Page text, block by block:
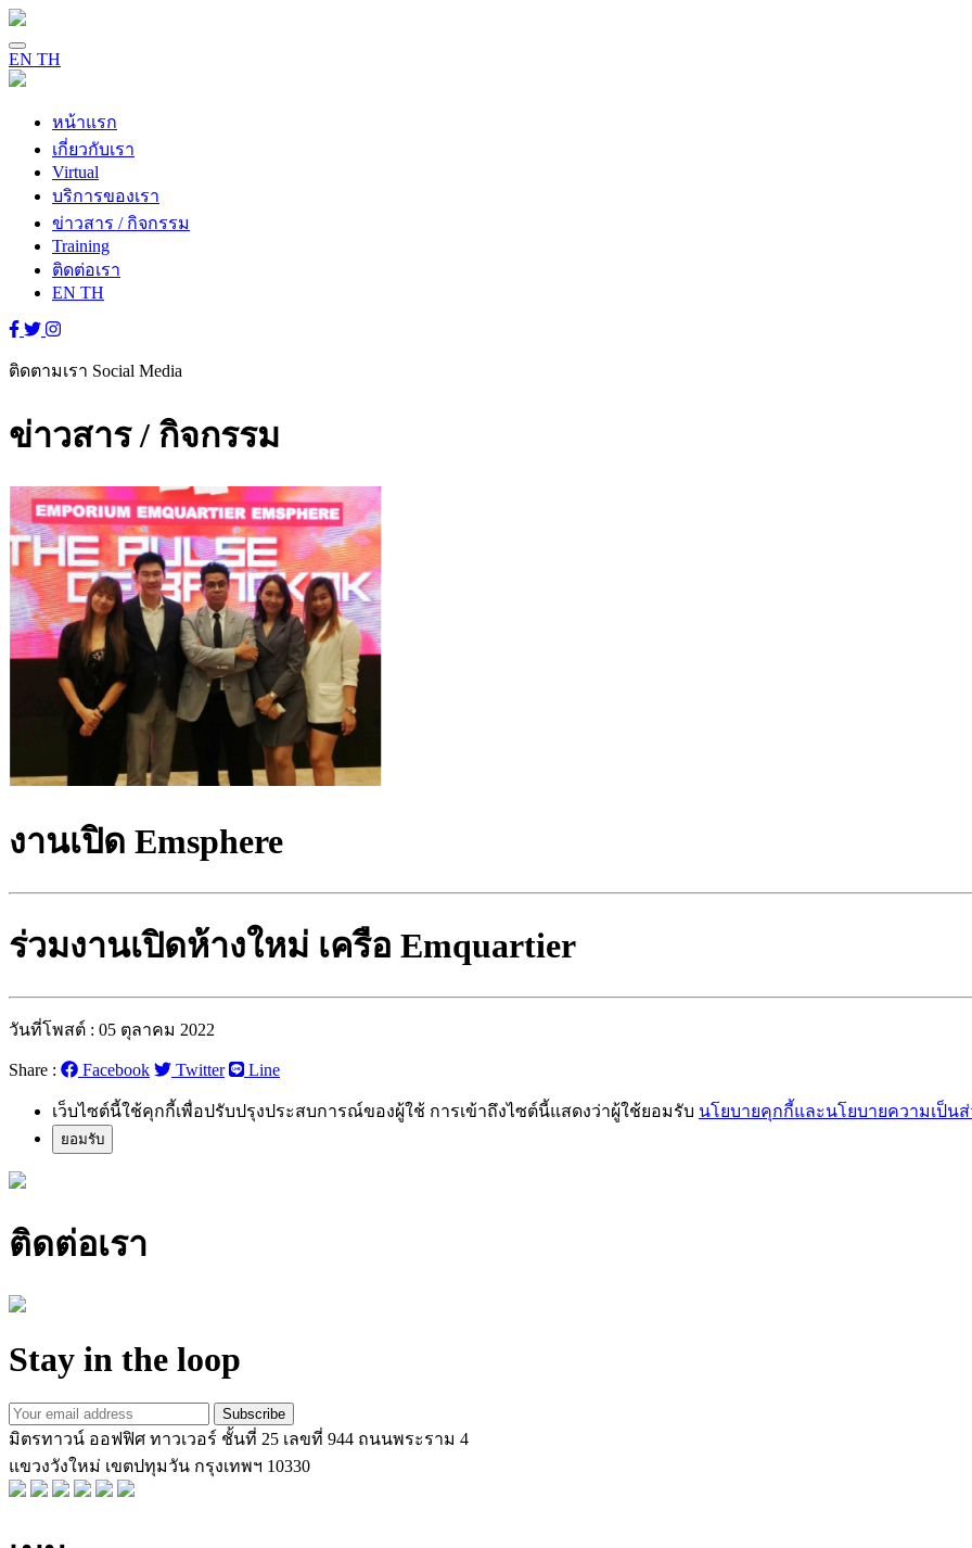
EN TH
หน้าแรก
เกี่ยวกับเรา
Virtual
บริการของเรา
ข่าวสาร / กิจกรรม
Training
ติดต่อเรา
EN TH
ติดตามเรา Social Media
ข่าวสาร / กิจกรรม
งานเปิด Emsphere
ร่วมงานเปิดห้างใหม่ เครือ Emquartier
วันที่โพสต์ : 05 ตุลาคม 2022
Share : Facebook Twitter Line
เว็บไซต์นี้ใช้คุกกี้เพื่อปรับปรุงประสบการณ์ของผู้ใช้ การเข้าถึงไซต์นี้แสดงว่าผู้ใช้ยอมรับ นโยบายคุกกี้และนโยบายความเป็น
ยอมรับ
ติดต่อเรา
Stay in the loop
Subscribe
มิตรทาวน์ ออฟฟิศ ทาวเวอร์ ชั้นที่ 25 เลขที่ 944 ถนนพระราม 4
แขวงวังใหม่ เขตปทุมวัน กรุงเทพฯ 10330